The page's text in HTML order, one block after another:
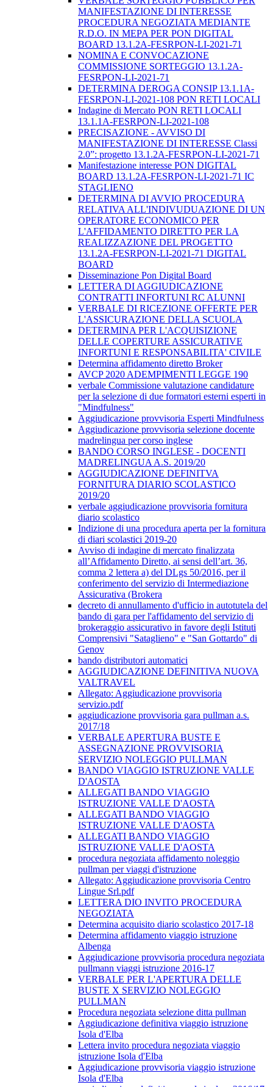
MANIFESTAZIONE DI INTERESSE
PROCEDURA NEGOZIATA MEDIANTE
R.D.O. IN MEPA PER PON DIGITAL
BOARD 13.1.2A-FESRPON-LI-2021-71
NOMINA E CONVOCAZIONE
COMMISSIONE SORTEGGIO 13.1.2A-
FESRPON-LI-2021-71
DETERMINA DEROGA CONSIP 13.1.1A-
FESRPON-LI-2021-108 PON RETI LOCALI
Indagine di Mercato PON RETI LOCALI
13.1.1A-FESRPON-LI-2021-108
PRECISAZIONE - AVVISO DI
MANIFESTAZIONE DI INTERESSE Classi
2.0”: progetto 13.1.2A-FESRPON-LI-2021-71
Manifestazione interesse PON DIGITAL
BOARD 13.1.2A-FESRPON-LI-2021-71 IC
STAGLIENO
DETERMINA DI AVVIO PROCEDURA
RELATIVA ALL'INDIVUDUAZIONE DI UN
OPERATORE ECONOMICO PER
L'AFFIDAMENTO DIRETTO PER LA
REALIZZAZIONE DEL PROGETTO
13.1.2A-FESRPON-LI-2021-71 DIGITAL
BOARD
Disseminazione Pon Digital Board
LETTERA DI AGGIUDICAZIONE
CONTRATTI INFORTUNI RC ALUNNI
VERBALE DI RICEZIONE OFFERTE PER
L'ASSICURAZIONE DELLA SCUOLA
DETERMINA PER L'ACQUISIZIONE
DELLE COPERTURE ASSICURATIVE
INFORTUNI E RESPONSABILITA' CIVILE
Determina affidamento diretto Broker
AVCP 2020 ADEMPIMENTI LEGGE 190
verbale Commissione valutazione candidature
per la selezione di due formatori esterni esperti in
"Mindfulness"
Aggiudicazione provvisoria Esperti Mindfulness
Aggiudicazione provvisoria selezione docente
madrelingua per corso inglese
BANDO CORSO INGLESE - DOCENTI
MADRELINGUA A.S. 2019/20
AGGIUDICAZIONE DEFINITVA
FORNITURA DIARIO SCOLASTICO
2019/20
verbale aggiudicazione provvisoria fornitura
diario scolastico
Indizione di una procedura aperta per la fornitura
di diari scolastici 2019-20
Avviso di indagine di mercato finalizzata
all’Affidamento Diretto, ai sensi dell’art. 36,
comma 2 lettera a) del DLgs 50/2016, per il
conferimento del servizio di Intermediazione
Assicurativa (Brokera
decreto di annullamento d'ufficio in autotutela del
bando di gara per l'affidamento del servizio di
brokeraggio assicurativo in favore degli Istituti
Comprensivi "Sataglieno" e "San Gottardo" di
Genov
bando distributori automatici
AGGIUDICAZIONE DEFINITIVA NUOVA
VALTRAVEL
Allegato: Aggiudicazione provvisoria
servizio.pdf
aggiudicazione provvisoria gara pullman a.s.
2017/18
VERBALE APERTURA BUSTE E
ASSEGNAZIONE PROVVISORIA
SERVIZIO NOLEGGIO PULLMAN
BANDO VIAGGIO ISTRUZIONE VALLE
D'AOSTA
ALLEGATI BANDO VIAGGIO
ISTRUZIONE VALLE D'AOSTA
ALLEGATI BANDO VIAGGIO
ISTRUZIONE VALLE D'AOSTA
ALLEGATI BANDO VIAGGIO
ISTRUZIONE VALLE D'AOSTA
procedura negoziata affidamento noleggio
pullman per viaggi d'istruzione
Allegato: Aggiudicazione provvisoria Centro
Lingue Srl.pdf
LETTERA DIO INVITO PROCEDURA
NEGOZIATA
Determina acquisito diario scolastico 2017-18
Determina affidamento viaggio istruzione
Albenga
Aggiudicazione provvisoria procedura negoziata
pullmann viaggi istruzione 2016-17
VERBALE PER L'APERTURA DELLE
BUSTE X SERVIZIO NOLEGGIO
PULLMAN
Procedura negoziata selezione ditta pullman
Aggiudicazione definitiva viaggio istruzione
Isola d'Elba
Lettera invito procedura negoziata viaggio
istruzione Isola d'Elba
Aggiudicazione provvisoria viaggio istruzione
Isola d'Elba